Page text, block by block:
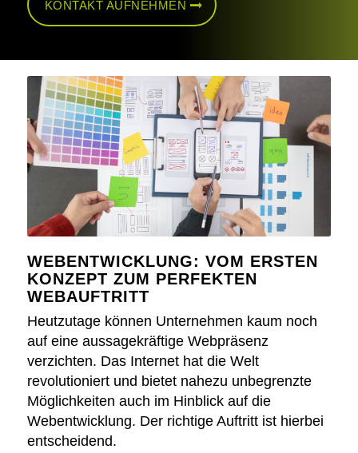
KONTAKT AUFNEHMEN
WEBENTWICKLUNG: VOM ERSTEN
KONZEPT ZUM PERFEKTEN
WEBAUFTRITT
Heutzutage können Unternehmen kaum noch
auf eine aussagekräftige Webpräsenz
verzichten. Das Internet hat die Welt
revolutioniert und bietet nahezu unbegrenzte
Möglichkeiten auch im Hinblick auf die
Webentwicklung. Der richtige Auftritt ist hierbei
entscheidend.